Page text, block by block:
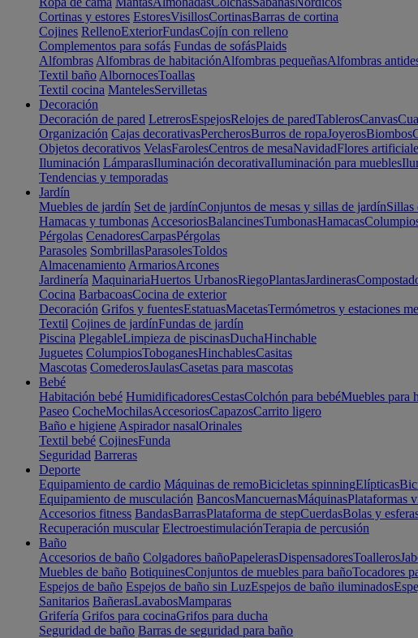
Cortinas y estores EstoresVisillosCortinasBarras de cortina
Cojines RellenoExteriorFundasCojín con relleno
Complementos para sofás Fundas de sofásPlaids
Alfombras Alfombras de habitaciónAlfombras pequeñasAlfombras
Textil baño AlbornocesToallas
Textil cocina MantelesServilletas
Decoración
Decoración de pared LetrerosEspejosRelojes de paredTablerosCanvas
Organización Cajas decorativasPercherosBurros de ropaJoyerosBiombos
Objetos decorativos VelasFarolesCentros de mesaNavidadFlores
Iluminación LámparasIluminación decorativaIluminación para muebles
Tendencias y temporadas
Jardín
Muebles de jardín Set de jardínConjuntos de mesas y sillas de jardínSillas
Hamacas y tumbonas AccesoriosBalancinesTumbonasHamacas
Pérgolas CenadoresCarpasPérgolas
Parasoles SombrillasParasolesToldos
Almacenamiento ArmariosArcones
Jardinería MaquinariaHuertos UrbanosRiegoPlantasJardineras
Cocina BarbacoasCocina de exterior
Decoración Grifos y fuentesEstatuasMacetasTermómetros y estaciones
Textil Cojines de jardínFundas de jardín
Piscina PlegableLimpieza de piscinasDuchaHinchable
Juguetes ColumpiosToboganesHinchablesCasitas
Mascotas ComederosJaulasCasetas para mascotas
Bebé
Habitación bebé HumidificadoresCestasColchón para bebéMuebles para
Paseo CocheMochilasAccesoriosCapazosCarrito ligero
Baño e higiene Aspirador nasalOrinales
Textil bebé CojinesFunda
Seguridad Barreras
Deporte
Equipamiento de cardio Máquinas de remoBicicletas spinningElípticas
Equipamiento de musculación BancosMancuernasMáquinasPlataformas
Accesorios fitness BandasBarrasPlataforma de stepCuerdasBolas y
Recuperación muscular ElectroestimulaciónTerapia de percusión
Baño
Accesorios de baño Colgadores bañoPapelerasDispensadoresToalleros
Muebles de baño BotiquinesConjuntos de muebles para bañoTocadores
Espejos de baño Espejos de baño sin LuzEspejos de baño iluminados
Sanitarios BañerasLavabosMamparas
Grifería Grifos para cocinaGrifos para ducha
Seguridad de baño Barras de seguridad para baño